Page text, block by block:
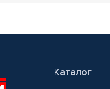
Каталог